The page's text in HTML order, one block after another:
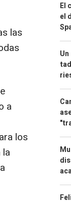
las
a
los
El
el